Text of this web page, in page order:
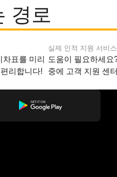
경로
표를 미리
리합니다!
실제 인적 지원 서비스
도움이 필요하세요
중에 고객 지원 센